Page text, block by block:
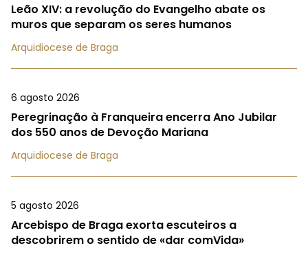
Leão XIV: a revolução do Evangelho abate os
muros que separam os seres humanos
Arquidiocese de Braga
6 agosto 2026
Peregrinação à Franqueira encerra Ano Jubilar
dos 550 anos de Devoção Mariana
Arquidiocese de Braga
5 agosto 2026
Arcebispo de Braga exorta escuteiros a
descobrirem o sentido de «dar comVida»